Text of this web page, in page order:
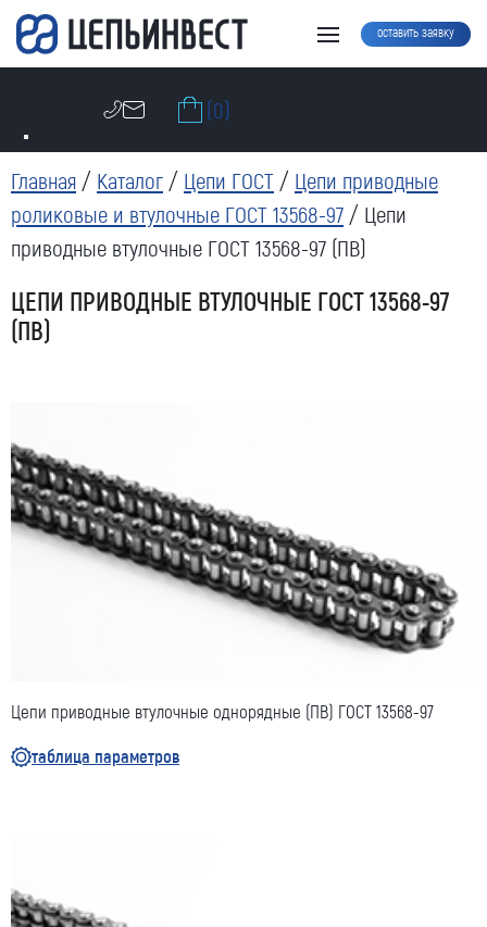
оставить заявку
(0)
Главная / Каталог / Цепи ГОСТ / Цепи приводные
роликовые и втулочные ГОСТ 13568-97 / Цепи
приводные втулочные ГОСТ 13568-97 (ПВ)
ЦЕПИ ПРИВОДНЫЕ ВТУЛОЧНЫЕ ГОСТ 13568-97
(ПВ)
Цепи приводные втулочные однорядные (ПВ) ГОСТ 13568-97
таблица параметров